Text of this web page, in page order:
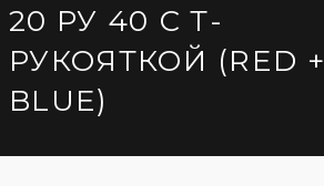
20 РУ 40 С Т-
РУКОЯТКОЙ (RED +
BLUE)